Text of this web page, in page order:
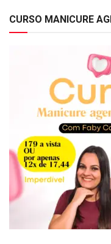
CURSO MANICURE